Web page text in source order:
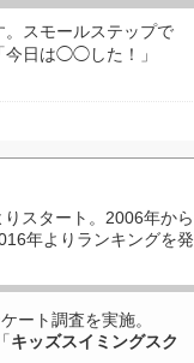
スモールステップで
今日は◯◯した！」
スタート。2006年から
年よりランキングを発
ート調査を実施。
キッズスイミングスク